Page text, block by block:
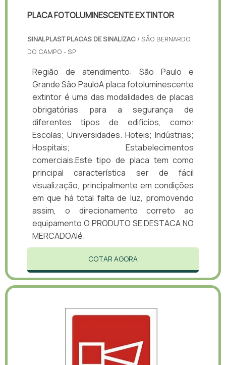
PLACA FOTOLUMINESCENTE EXTINTOR
SINALPLAST PLACAS DE SINALIZAC / SÃO BERNARDO
DO CAMPO - SP
Região de atendimento: São Paulo e
Grande São PauloA placa fotoluminescente
extintor é uma das modalidades de placas
obrigatórias para a segurança de
diferentes tipos de edifícios, como:
Escolas; Universidades. Hoteis; Indústrias;
Hospitais; Estabelecimentos
comerciais.Este tipo de placa tem como
principal característica ser de fácil
visualização, principalmente em condições
em que há total falta de luz, promovendo
assim, o direcionamento correto ao
equipamento.O PRODUTO SE DESTACA NO
MERCADOAlé.
COTAR AGORA